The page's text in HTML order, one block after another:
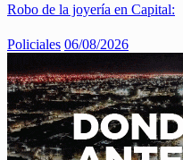
Robo de la joyería en Capital:
Policiales 06/08/2026